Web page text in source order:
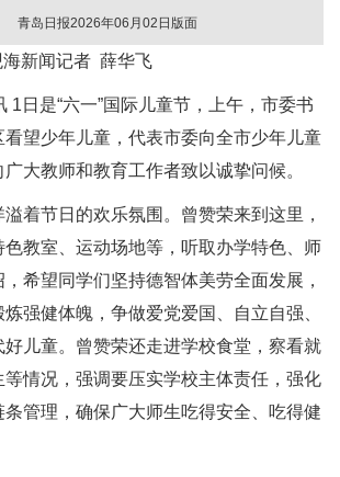
青岛日报2026年06月02日版面
新闻记者 薛华飞
1日是“六一”国际儿童节，上午，市委书
望少年儿童，代表市委向全市少年儿童
大教师和教育工作者致以诚挚问候。
着节日的欢乐氛围。曾赞荣来到这里，
教室、运动场地等，听取办学特色、师
希望同学们坚持德智体美劳全面发展，
强健体魄，争做爱党爱国、自立自强、
儿童。曾赞荣还走进学校食堂，察看就
情况，强调要压实学校主体责任，强化
管理，确保广大师生吃得安全、吃得健